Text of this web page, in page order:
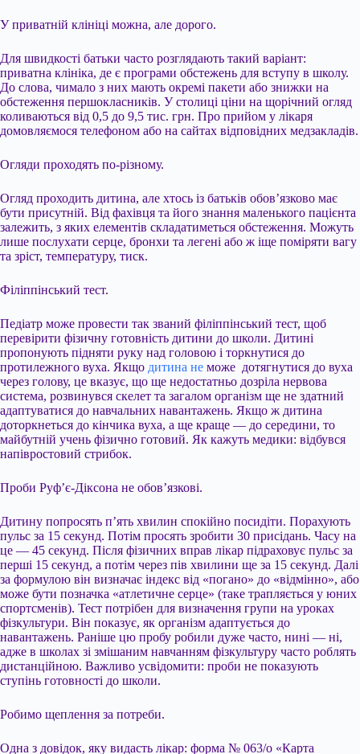
У приватній клініці можна, але дорого.
Для швидкості батьки часто розглядають такий варіант:
приватна клініка, де є програми обстежень для вступу в школу.
До слова, чимало з них мають окремі пакети або знижки на
обстеження першокласників. У столиці ціни на щорічний огляд
коливаються від 0,5 до 9,5 тис. грн. Про прийом у лікаря
домовляємося телефоном або на сайтах відповідних медзакладів.
Огляди проходять по-різному.
Огляд проходить дитина, але хтось із батьків обов’язково має
бути присутній. Від фахівця та його знання маленького пацієнта
залежить, з яких елементів складатиметься обстеження. Можуть
лише послухати серце, бронхи та легені або ж іще поміряти вагу
та зріст, температуру, тиск.
Філіппінський тест.
Педіатр може провести так званий філіппінський тест, щоб
перевірити фізичну готовність дитини до школи. Дитині
пропонують підняти руку над головою і торкнутися до
протилежного вуха. Якщо дитина не може дотягнутися до вуха
через голову, це вказує, що ще недостатньо дозріла нервова
система, розвинувся скелет та загалом організм ще не здатний
адаптуватися до навчальних навантажень. Якщо ж дитина
доторкнеться до кінчика вуха, а ще краще — до середини, то
майбутній учень фізично готовий. Як кажуть медики: відбувся
напівростовий стрибок.
Проби Руф’є-Діксона не обов’язкові.
Дитину попросять п’ять хвилин спокійно посидіти. Порахують
пульс за 15 секунд. Потім просять зробити 30 присідань. Часу на
це — 45 секунд. Після фізичних вправ лікар підраховує пульс за
перші 15 секунд, а потім через пів хвилини ще за 15 секунд. Далі
за формулою він визначає індекс від «погано» до «відмінно», або
може бути позначка «атлетичне серце» (таке трапляється у юних
спортсменів). Тест потрібен для визначення групи на уроках
фізкультури. Він показує, як організм адаптується до
навантажень. Раніше цю пробу робили дуже часто, нині — ні,
адже в школах зі змішаним навчанням фізкультуру часто роблять
дистанційною. Важливо усвідомити: проби не показують
ступінь готовності до школи.
Робимо щеплення за потреби.
Одна з довідок, яку видасть лікар: форма № 063/о «Карта